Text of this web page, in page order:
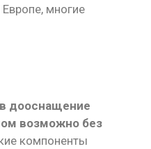
многие
дооснащение
возможно без
компоненты